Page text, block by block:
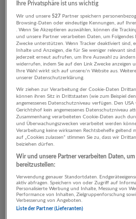
Umkreis
1 Technik,
Kunst,
Erholung
Ihre Privatsphäre ist uns wichtig
Wir und unsere527 Partner speichern
Browsing-Daten oder eindeutige Kennungen, auf
. Wenn Sie Akzeptieren auswählen, können die
und unsere Partner verarbeiten Daten, um Folgendes
Zwecke unterstützen. Wenn Tracker deaktiviert sind,
Inhalte und Anzeigen, die für Sie weniger relevant
jederzeit erneut aufrufen, um Ihre Auswahl zu
widerrufen, indem Sie auf den Link Zwecke anzeigen
Ihre Wahl wirkt sich auf unsere/n Website aus.
unserer Datenschutzerklärung.
Wir ziehen zur Verarbeitung der Cookie-Daten
können ihren Sitz in Drittstaaten (wie zum Beispiel
angemessenes Datenschutzniveau verfügen. Den
Gerichtshof kein angemessenes Datenschutzniveau
Zusammenhang verarbeiteten Cookie-Daten auch
und Überwachungszwecken verarbeitet werden
Verarbeitung keine wirksamen Rechtsbehelfe geltend
auf „Cookies zulassen“ stimmen Sie zu, dass wir
beiziehen dürfen.
Wir und unsere Partner verarbeiten Daten, um
bereitzustellen:
Verwendung genauer Standortdaten.
aktiv abfragen. Speichern von oder Zugriff auf
Personalisierte Werbung und Inhalte, Messung von
Performance von Inhalten, Zielgruppenforschung
Verbesserung von Angeboten.
Liste der Partner (Lieferanten)